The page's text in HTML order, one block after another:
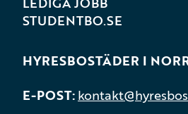
STUDENTBO.SE
HYRESBOSTÄDER I
E-POST